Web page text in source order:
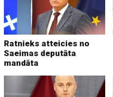
Ratnieks atteicies no
Saeimas deputāta
mandāta